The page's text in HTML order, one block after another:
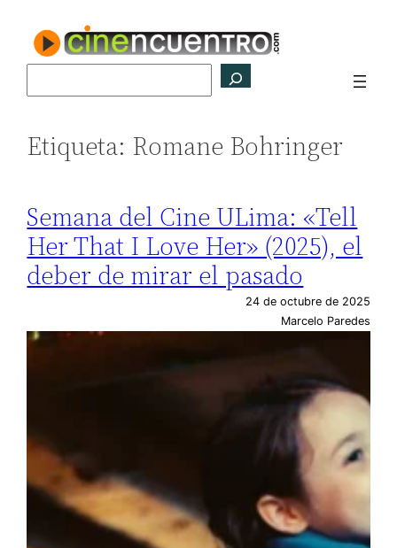
contenido
Etiqueta: Romane Bohringer
Semana del Cine ULima: «Tell
Her That I Love Her» (2025), el
deber de mirar el pasado
24 de octubre de 2025
Marcelo Paredes